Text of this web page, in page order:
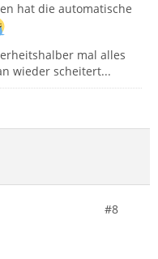
hat die automatische
mal alles
wieder scheitert...
#8